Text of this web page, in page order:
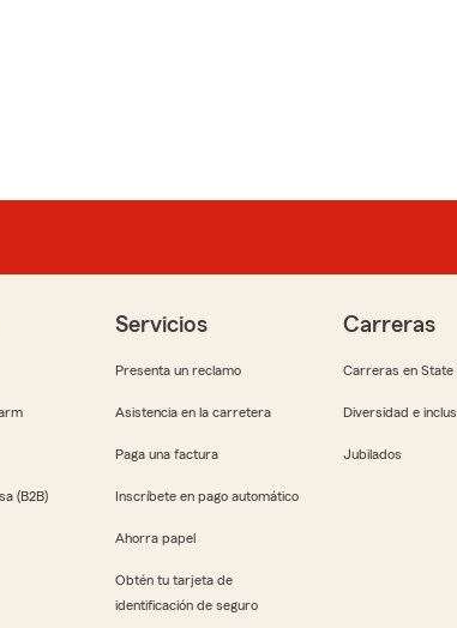
(B2B)
Servicios
Presenta un reclamo
Asistencia en la carretera
Paga una factura
Inscríbete en pago automático
Ahorra papel
Obtén tu tarjeta de
identificación de seguro
Carreras
Carreras en State
Diversidad e
Jubilados